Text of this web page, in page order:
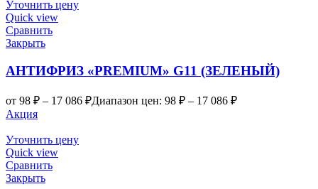
Уточнить цену
Quick view
Сравнить
Закрыть
АНТИФРИЗ «PREMIUM» G11 (ЗЕЛЕНЫЙ)
от 98 ₽ – 17 086 ₽Диапазон цен: 98 ₽ – 17 086 ₽
Акция
Уточнить цену
Quick view
Сравнить
Закрыть